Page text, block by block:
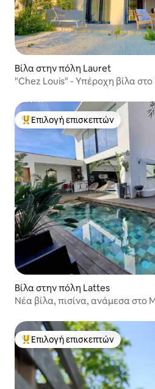
Βίλα στην πόλη Lauret
"Chez Louis" - Υπέροχη βίλα
Κορυφαία επιλογή επισκεπτών
Επιλογή επισκεπτών
Βίλα στην πόλη Lattes
Νέα βίλα, πισίνα, ανάμεσα στο
Κορυφαία επιλογή επισκεπτών
Επιλογή επισκεπτών